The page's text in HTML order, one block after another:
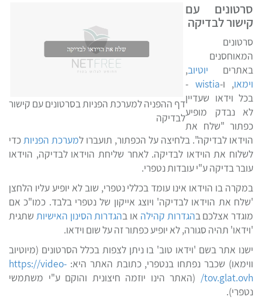
דף ההפניה למערכת הפניות בסרטונים עם קישור
לבדיקה
סרטונים עם
קישור לבדיקה
סרטונים
המאוחסנים
באתרים
יוטיוב,
וימאו, ו- wistia
-
בכל וידאו שעדיין
לא נבדק מופיע
כפתור "שלח את
הוידאו לבדיקה". בלחיצה על הכפתור, תועברו למערכת הפניותכדי
לשלוח את הוידאו לבדיקה. לאחר שליחת הוידאו לבדיקה, הוידאו
עובר בדיקה ע"י עובדות נטפרי.
במקרה בו הוידאו אינו עומד בכללי נטפרי, שוב לא יופיע עליו הלחצן
'שלח את הוידאו לבדיקה' ויוצג אייקון של נטפרי בלבד. כמו"כ אם
מוגדר אצלכם בהגדרות קהילהאו בהגדרות הסינון האישיותשתגית
'וידאו' תהיה סגורה, לא יופיע כפתור זה על שום וידאו.
ישנו אתר בשם 'וידאו טוב' בו ניתן לצפות בכלל הסרטונים (מיוטיוב
ווימאו) שכבר נפתחו בנטפרי, כתובת האתר היא:https://video-
tov.glat.ovh/ (האתר הינו יוזמה חיצונית והוקם ע"י משתמשי
נטפרי).